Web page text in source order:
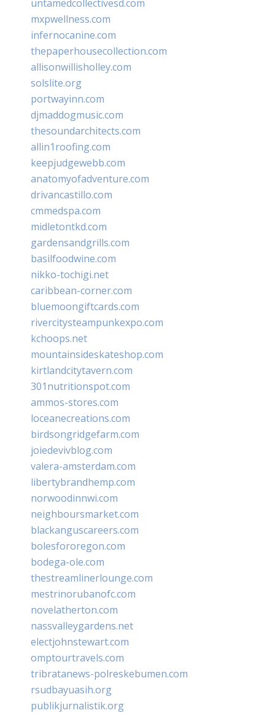
untamedcollectivesd.com
mxpwellness.com
infernocanine.com
thepaperhousecollection.com
allisonwillisholley.com
solslite.org
portwayinn.com
djmaddogmusic.com
thesoundarchitects.com
allin1roofing.com
keepjudgewebb.com
anatomyofadventure.com
drivancastillo.com
cmmedspa.com
midletontkd.com
gardensandgrills.com
basilfoodwine.com
nikko-tochigi.net
caribbean-corner.com
bluemoongiftcards.com
rivercitysteampunkexpo.com
kchoops.net
mountainsideskateshop.com
kirtlandcitytavern.com
301nutritionspot.com
ammos-stores.com
loceanecreations.com
birdsongridgefarm.com
joiedevivblog.com
valera-amsterdam.com
libertybrandhemp.com
norwoodinnwi.com
neighboursmarket.com
blackanguscareers.com
bolesfororegon.com
bodega-ole.com
thestreamlinerlounge.com
mestrinorubanofc.com
novelatherton.com
nassvalleygardens.net
electjohnstewart.com
omptourtravels.com
tribratanews-polreskebumen.com
rsudbayuasih.org
publikjurnalistik.org